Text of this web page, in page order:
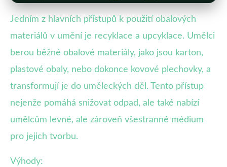
Jedním z hlavních přístupů k použití obalových
materiálů v umění je recyklace a upcyklace. Umělci
berou běžné obalové materiály, jako jsou karton,
plastové obaly, nebo dokonce kovové plechovky, a
transformují je do uměleckých děl. Tento přístup
nejenže pomáhá snižovat odpad, ale také nabízí
umělcům levné, ale zároveň všestranné médium
pro jejich tvorbu.
Výhody: